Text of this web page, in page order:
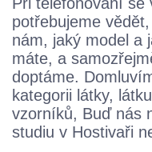
Při telefonování se
potřebujeme
nám, jaký model a
máte, a
doptáme.
kategorii látky,
vzorníků, Buď nás
studiu v Hostivaři